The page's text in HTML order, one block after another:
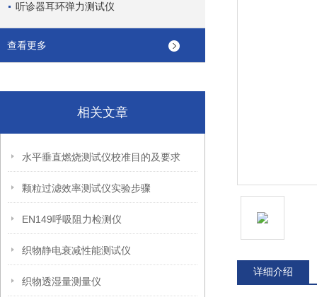
听诊器耳环弹力测试仪
查看更多
相关文章
水平垂直燃烧测试仪校准目的及要求
颗粒过滤效率测试仪实验步骤
EN149呼吸阻力检测仪
织物静电衰减性能测试仪
织物透湿量测量仪
详细介绍